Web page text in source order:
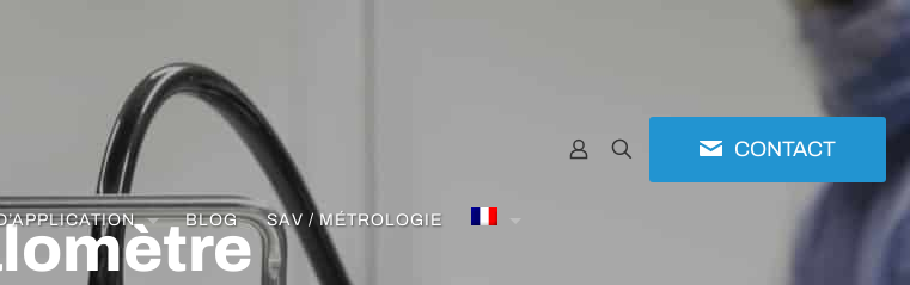
BLOG SAV / MÉTROLOGIE
CONTACT